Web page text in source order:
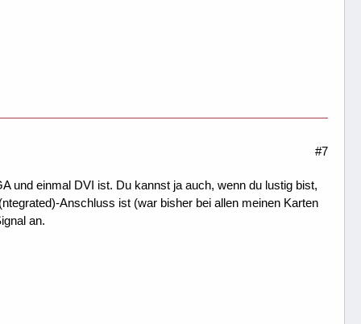
#7
und einmal DVI ist. Du kannst ja auch, wenn du lustig bist,
Anschluss ist (war bisher bei allen meinen Karten
an.